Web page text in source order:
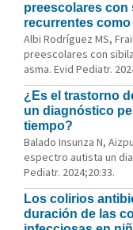
preescolares con
recurrentes
Albi Rodríguez MS,
preescolares con
asma. Evid Pediatr.
¿Es el trastorno
un diagnóstico
tiempo?
Balado Insunza N,
espectro autista un
Pediatr. 2024;20:33.
Los colirios
duración de las